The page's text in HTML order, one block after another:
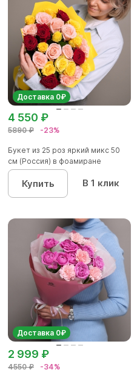
Доставка 0₽
5890 ₽ -23%
4 550 ₽
Букет из 25 роз яркий микс 50
см (Россия) в фоамиране
Купить В 1 клик
Доставка 0₽
4550 ₽ -34%
2 999 ₽